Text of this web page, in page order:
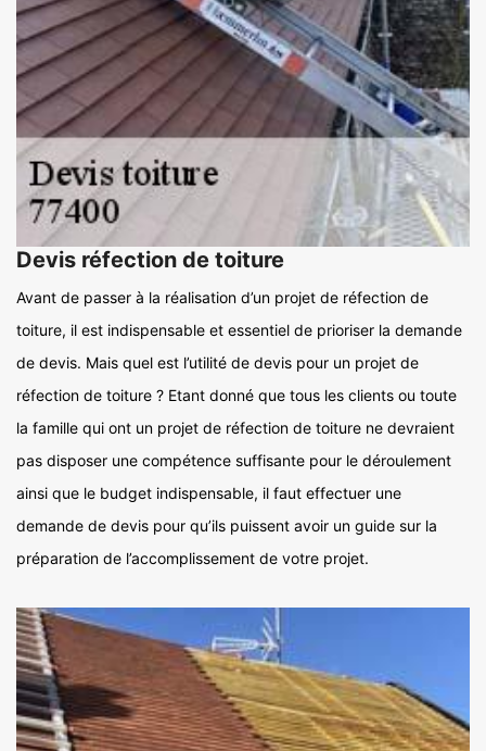
Devis réfection de toiture
Avant de passer à la réalisation d’un projet de réfection de
toiture, il est indispensable et essentiel de prioriser la demande
de devis. Mais quel est l’utilité de devis pour un projet de
réfection de toiture ? Etant donné que tous les clients ou toute
la famille qui ont un projet de réfection de toiture ne devraient
pas disposer une compétence suffisante pour le déroulement
ainsi que le budget indispensable, il faut effectuer une
demande de devis pour qu’ils puissent avoir un guide sur la
préparation de l’accomplissement de votre projet.